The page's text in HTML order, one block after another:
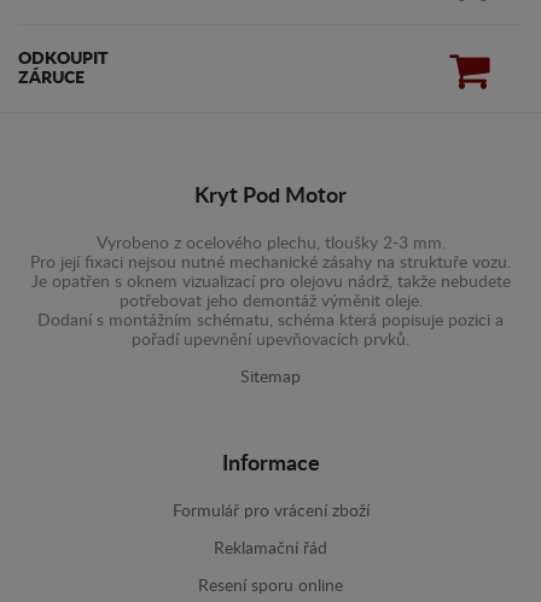
ODKOUPIT
ZÁRUCE
Kryt Pod Motor
Vyrobeno z ocelového plechu, tloušky 2-3 mm.
Pro její fixaci nejsou nutné mechanické zásahy na struktuře vozu.
Je opatřen s oknem vizualizací pro olejovu nádrž, takže nebudete
potřebovat jeho demontáž výměnit oleje.
Dodaní s montážním schématu, schéma která popisuje pozici a
pořadí upevnění upevňovacích prvků.
Sitemap
Informace
Formulář pro vrácení zboží
Reklamační řád
Resení sporu online